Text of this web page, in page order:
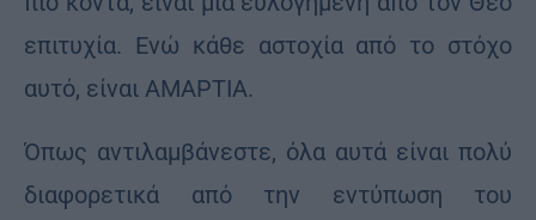
επιτυχία. Ενώ κάθε αστοχία από το στόχο
αυτό, είναι ΑΜΑΡΤΙΑ.
Όπως αντιλαμβάνεστε, όλα αυτά είναι πολύ
διαφορετικά από την εντύπωση του